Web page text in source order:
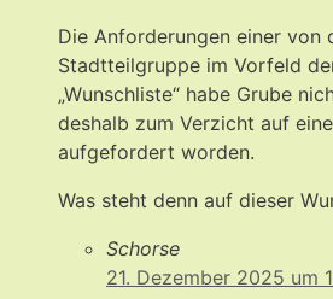
Die Anforderungen einer von
Stadtteilgruppe im Vorfeld
„Wunschliste“ habe Grube
deshalb zum Verzicht auf
aufgefordert worden.
Was steht denn auf dieser
Schorse
21. Dezember 2025 um